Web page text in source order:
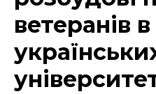
ветеранів в